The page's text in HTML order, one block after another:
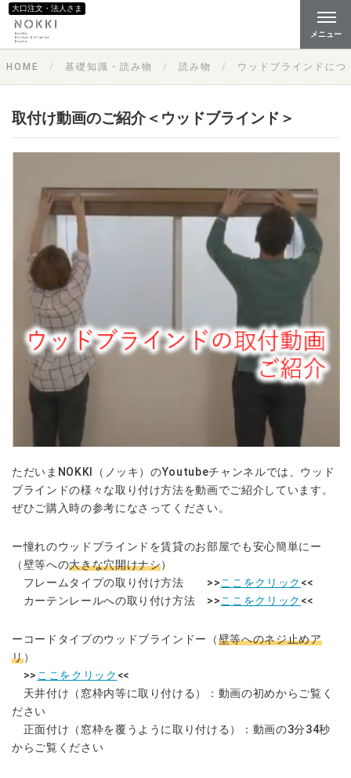
大口注文・法人さま
メニュー
HOME 基礎知識・読み物 読み物 ウッドブラインドにつ
取付け動画のご紹介＜ウッドブラインド＞
ただいまNOKKI（ノッキ）のYoutubeチャンネルでは、ウッド
ブラインドの様々な取り付け方法を動画でご紹介しています。
ぜひご購入時の参考になさってください。
ー憧れのウッドブラインドを賃貸のお部屋でも安心簡単にー
（壁等への大きな穴開けナシ）
フレームタイプの取り付け方法 >>ここをクリック <<
カーテンレールへの取り付け方法 >>ここをクリック <<
ーコードタイプのウッドブラインドー（壁等へのネジ止めア
リ）
>> ここをクリック <<
天井付け（窓枠内等に取り付ける）：動画の初めからご覧く
ださい
正面付け（窓枠を覆うように取り付ける）：動画の3分34秒
からご覧ください